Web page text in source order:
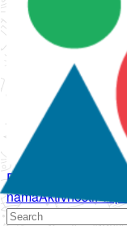
Početna
namaAktivnostiPropisi